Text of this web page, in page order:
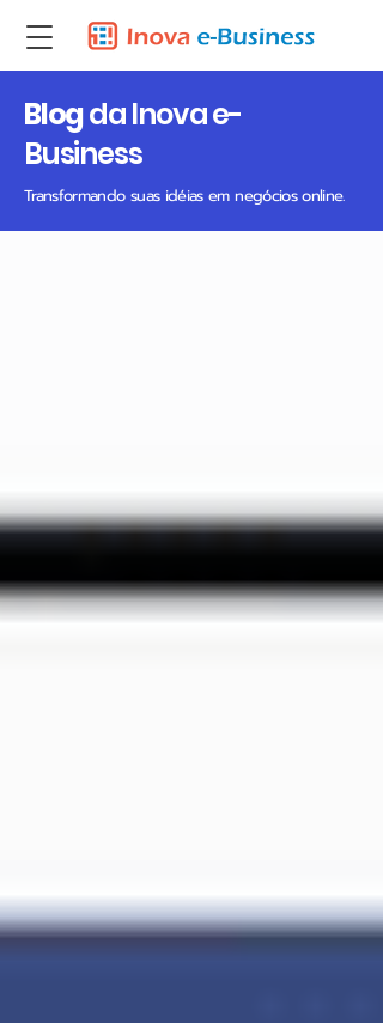
Blogda Inova e-
Business
Transformando suas idéias em negócios online.